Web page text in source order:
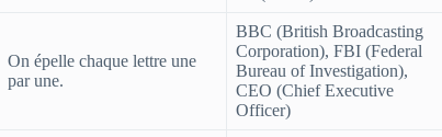
On épelle chaque lettre une
par une.
BBC (British Broadcasting
Corporation), FBI (Federal
Bureau of Investigation),
CEO (Chief Executive
Officer)